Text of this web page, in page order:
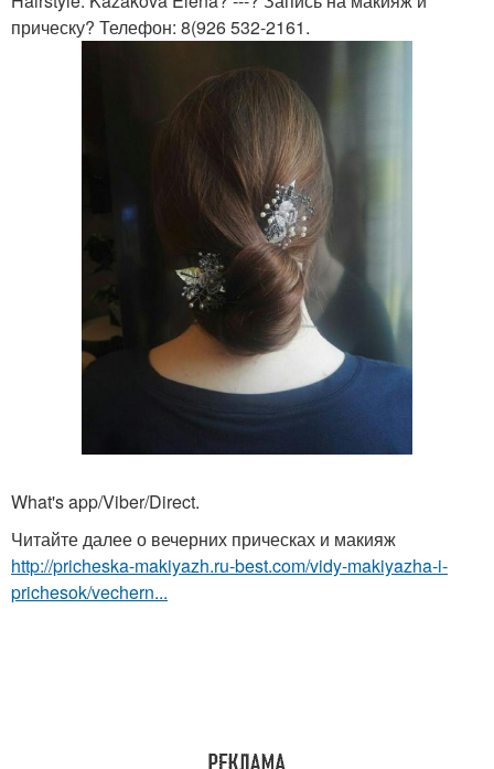
прическу? Телефон: 8(926 532-2161.
What's app/Viber/Direct.
Читайте далее о вечерних прическах и макияж
http://pricheska-makiyazh.ru-best.com/vidy-makiyazha-i-
prichesok/vechern...